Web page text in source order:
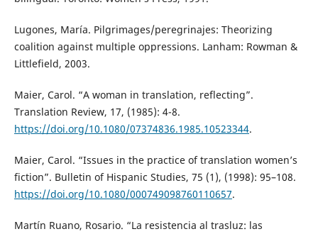
Lugones, María. Pilgrimages/peregrinajes: Theorizing
coalition against multiple oppressions. Lanham: Rowman &
Littlefield, 2003.
Maier, Carol. “A woman in translation, reflecting”.
Translation Review, 17, (1985): 4-8.
https://doi.org/10.1080/07374836.1985.10523344.
Maier, Carol. “Issues in the practice of translation women’s
fiction”. Bulletin of Hispanic Studies, 75 (1), (1998): 95–108.
https://doi.org/10.1080/000749098760110657.
Martín Ruano, Rosario. “La resistencia al trasluz: las